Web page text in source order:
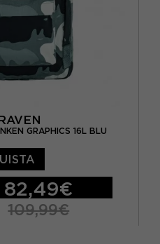
GRAPHICS 16L BLU
82,49€
109,99€